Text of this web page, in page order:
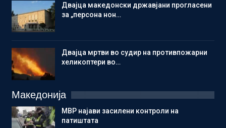
Двајца македонски државјани прогласени
за „персона нон…
Двајца мртви во судир на противпожарни
хеликоптери во…
Македонија
МВР најави засилени контроли на
патиштата